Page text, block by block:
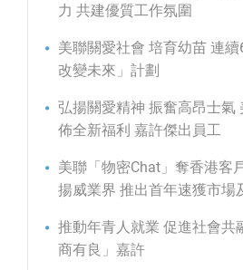
力 共建優質工作氛圍
美聯關愛社會 培育幼苗 連
改變未來」計劃
弘揚關愛精神 振奮高昂士氣
佈全新福利 嘉許傑出員工
美聯「物密Chat」奪香港客
揚威業界 推出首年速獲市場
推動年青人就業 促進社會共
商有良」嘉許